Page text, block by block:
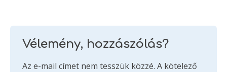
Vélemény, hozzászólás?
Az e-mail címet nem tesszük közzé. A kötelező